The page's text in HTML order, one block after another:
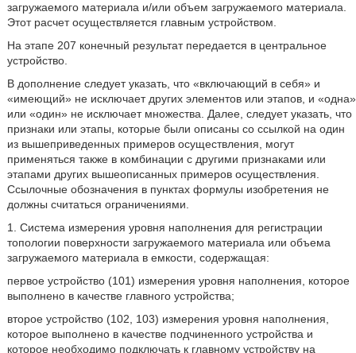
загружаемого материала и/или объем загружаемого материала.
Этот расчет осуществляется главным устройством.
На этапе 207 конечный результат передается в центральное
устройство.
В дополнение следует указать, что «включающий в себя» и
«имеющий» не исключает других элементов или этапов, и «одна»
или «один» не исключает множества. Далее, следует указать, что
признаки или этапы, которые были описаны со ссылкой на один
из вышеприведенных примеров осуществления, могут
применяться также в комбинации с другими признаками или
этапами других вышеописанных примеров осуществления.
Ссылочные обозначения в пунктах формулы изобретения не
должны считаться ограничениями.
1. Система измерения уровня наполнения для регистрации
топологии поверхности загружаемого материала или объема
загружаемого материала в емкости, содержащая:
первое устройство (101) измерения уровня наполнения, которое
выполнено в качестве главного устройства;
второе устройство (102, 103) измерения уровня наполнения,
которое выполнено в качестве подчиненного устройства и
которое необходимо подключать к главному устройству на